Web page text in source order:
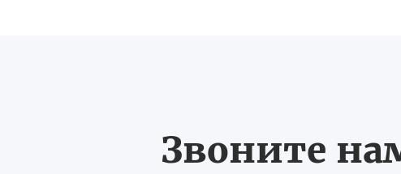
Звоните